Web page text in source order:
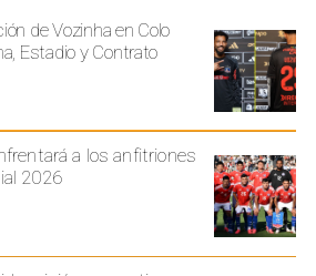
de Vozinha en Colo
Estadio y Contrato
a los anfitriones
2026